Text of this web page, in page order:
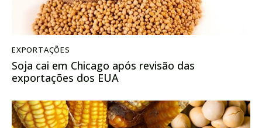
EXPORTAÇÕES
Soja cai em Chicago após revisão das
exportações dos EUA